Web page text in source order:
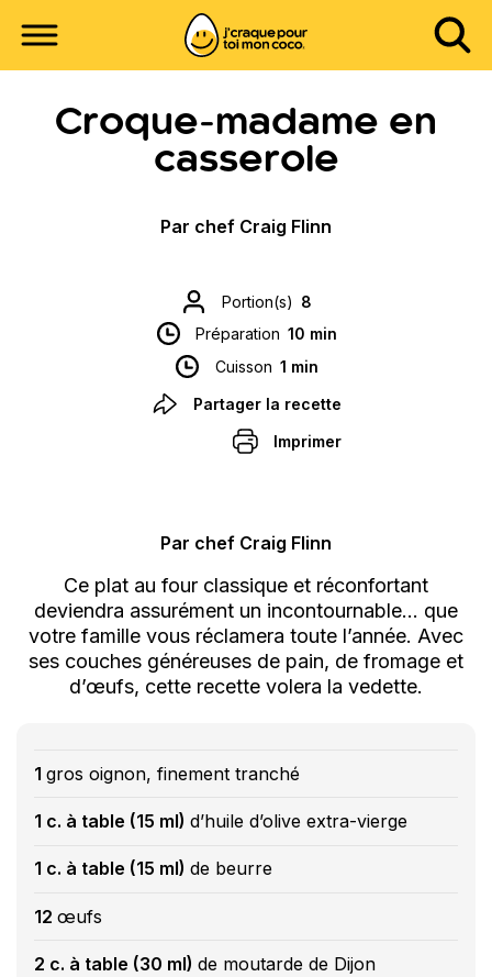
Croque-madame en
casserole
Par chef Craig Flinn
Portion(s) 8
Préparation 10 min
Cuisson 1 min
Partager la recette
Imprimer
Par chef Craig Flinn
Ce plat au four classique et réconfortant
deviendra assurément un incontournable… que
votre famille vous réclamera toute l’année. Avec
ses couches généreuses de pain, de fromage et
d’œufs, cette recette volera la vedette.
1 gros oignon, finement tranché
1 c. à table (15 ml) d’huile d’olive extra-vierge
1 c. à table (15 ml) de beurre
12 œufs
2 c. à table (30 ml) de moutarde de Dijon